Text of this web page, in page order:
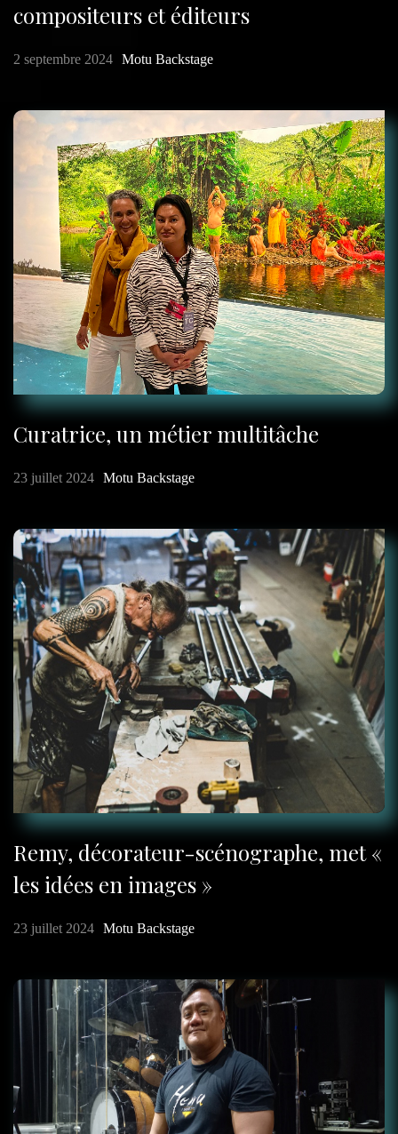
compositeurs et éditeurs
2 septembre 2024 Motu Backstage
Curatrice, un métier multitâche
23 juillet 2024 Motu Backstage
Remy, décorateur-scénographe, met «
les idées en images »
23 juillet 2024 Motu Backstage